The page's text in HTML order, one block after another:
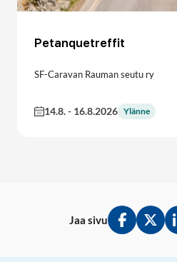
Petanquetreffit
SF-Caravan Rauman seutu ry
14.8.- 16.8.2026 Ylänne
Jaa sivu
Jaa Jaa